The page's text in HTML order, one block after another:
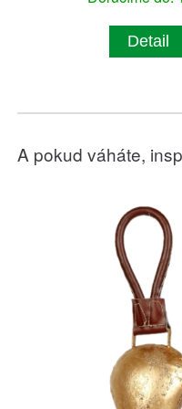
Detail
A pokud váháte,